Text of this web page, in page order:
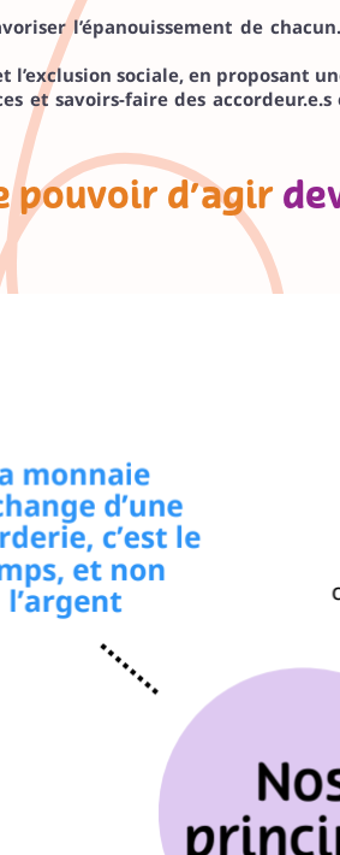
l’épanouissement de
l’exclusion sociale, en proposant
et savoirs-faire des
pouvoir d’agir